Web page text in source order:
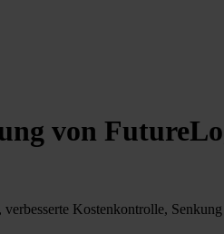
von
Kostenkontrolle,